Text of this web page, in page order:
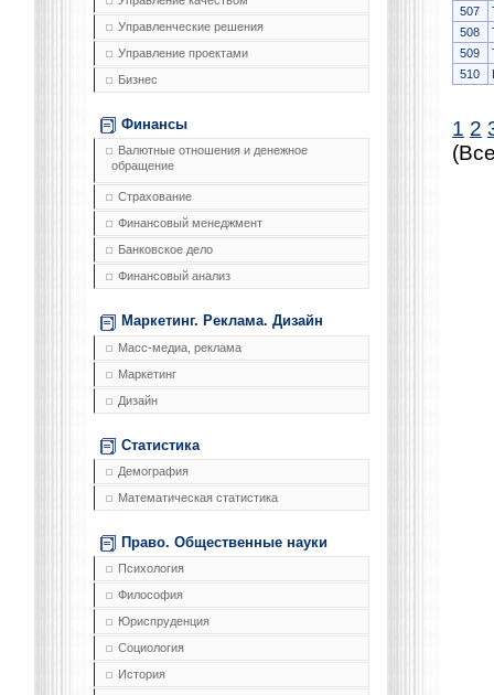
Управленческие решения
Управление проектами
Бизнес
Финансы
Валютные отношения и денежное
обращение
Страхование
Финансовый менеджмент
Банковское дело
Финансовый анализ
Маркетинг. Реклама. Дизайн
Масс-медиа, реклама
Маркетинг
Дизайн
Статистика
Демография
Математическая статистика
Право. Общественные науки
Психология
Философия
Юриспруденция
Социология
История
507
508
509
510
1 2